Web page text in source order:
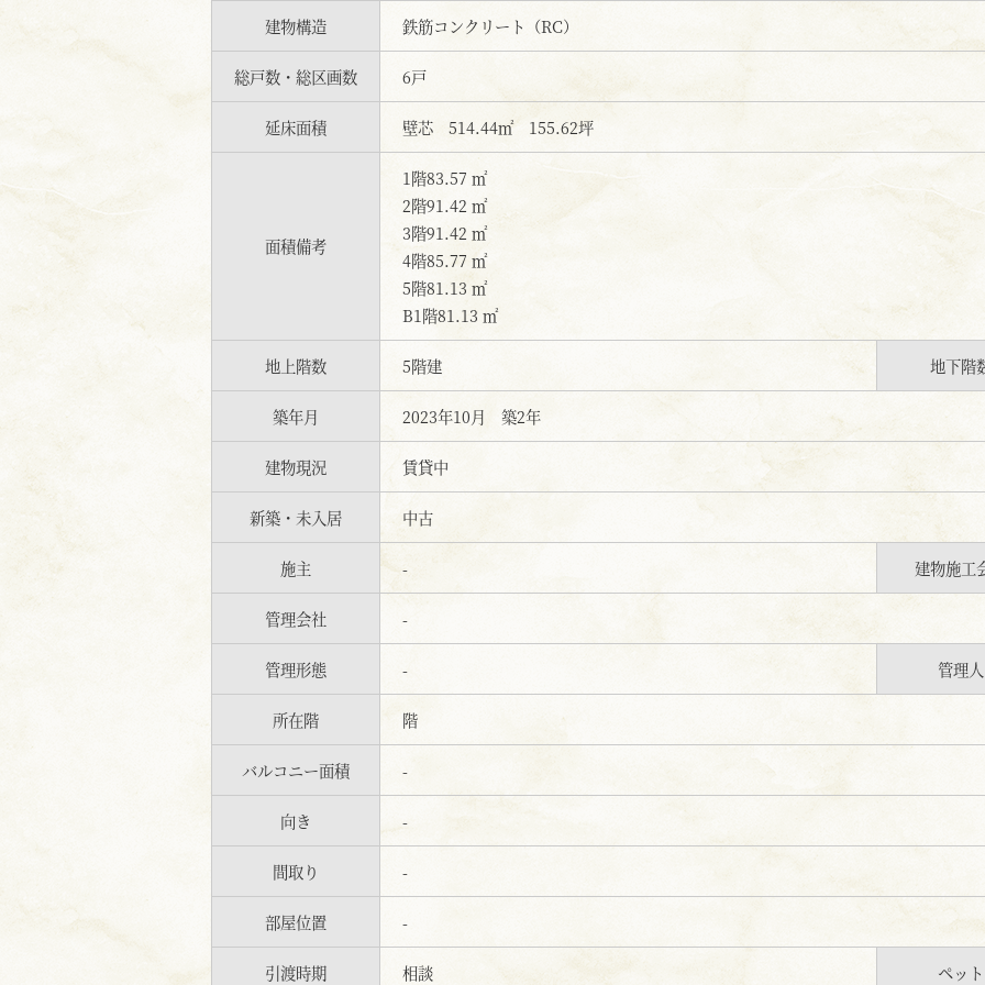
建物構造 鉄筋コンクリート（RC）
総戸数・総区画数 6戸
延床面積 壁芯 514.44㎡ 155.62坪
面積備考
1階83.57 ㎡
2階91.42 ㎡
3階91.42 ㎡
4階85.77 ㎡
5階81.13 ㎡
B1階81.13 ㎡
地上階数 5階建 地下階
築年月 2023年10月 築2年
建物現況 賃貸中
新築・未入居 中古
施主 - 建物施工
管理会社 -
管理形態 - 管理人
所在階 階
バルコニー面積 -
向き -
間取り -
部屋位置 -
引渡時期 相談 ペット